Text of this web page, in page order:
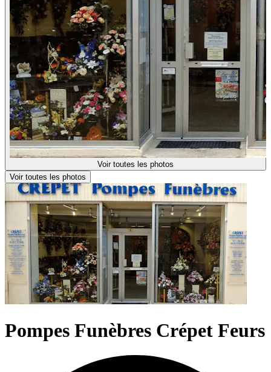
Voir toutes les photos
Voir toutes les photos
Pompes Funèbres Crépet Feurs